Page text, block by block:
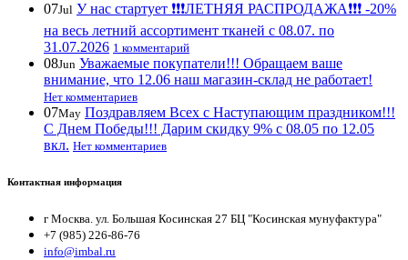
07Jul У нас стартует ❗️❗️❗️ЛЕТНЯЯ РАСПРОДАЖА❗️❗️❗️ -20%
на весь летний ассортимент тканей с 08.07. по
31.07.2026 1 комментарий
08Jun Уважаемые покупатели!!! Обращаем ваше
внимание, что 12.06 наш магазин-склад не работает!
Нет комментариев
07May Поздравляем Всех с Наступающим праздником!!!
С Днем Победы!!! Дарим скидку 9% с 08.05 по 12.05
вкл. Нет комментариев
Контактная информация
г Москва. ул. Большая Косинская 27 БЦ "Косинская мунуфактура"
+7 (985) 226-86-76
info@imbal.ru